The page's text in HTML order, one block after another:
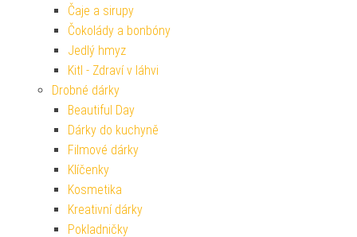
Čaje a sirupy
Čokolády a bonbóny
Jedlý hmyz
Kitl - Zdraví v láhvi
Drobné dárky
Beautiful Day
Dárky do kuchyně
Filmové dárky
Klíčenky
Kosmetika
Kreativní dárky
Pokladničky